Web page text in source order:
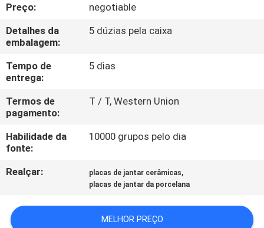
CONTACTE-
NOS
PEÇA
UMAS
CITAÇÕES
DO
SITE
Preço:
negotiable
Detalhes da
embalagem:
5 dúzias pela caixa
Tempo de
entrega:
5 dias
Termos de
pagamento:
T / T, Western Union
Habilidade da
fonte:
10000 grupos pelo dia
Realçar: placas de jantar cerâmicas,
placas de jantar da porcelana
MELHOR PREÇO